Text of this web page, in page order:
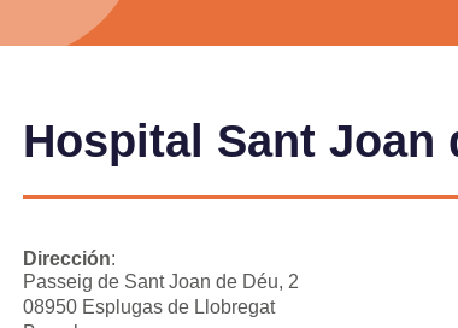
Hospital Sant Joan
Dirección:
Passeig de Sant Joan de Déu, 2
08950 Esplugas de Llobregat